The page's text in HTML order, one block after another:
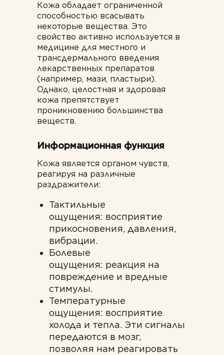
Кожа обладает ограниченной
способностью всасывать
некоторые вещества. Это
свойство активно используется в
медицине для местного и
трансдермального введения
лекарственных препаратов
(например, мази, пластыри).
Однако, целостная и здоровая
кожа препятствует
проникновению большинства
веществ.
Информационная функция
Кожа является органом чувств,
реагируя на различные
раздражители:
Тактильные
ощущения: восприятие
прикосновения, давления,
вибрации.
Болевые
ощущения: реакция на
повреждение и вредные
стимулы.
Температурные
ощущения: восприятие
холода и тепла. Эти сигналы
передаются в мозг,
позволяя нам реагировать